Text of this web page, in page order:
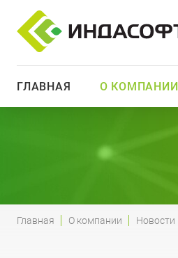
ГЛАВНАЯ О КОМПАНИИ
Главная О компании Новости